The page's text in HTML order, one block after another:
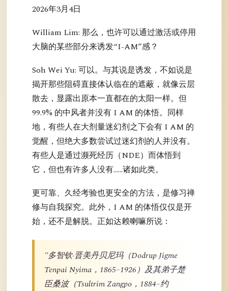
2026年3月4日
William Lim: 那么，也许可以通过激活或停用
大脑的某些部分来诱发“I-AM”感？
Soh Wei Yu: 可以。与其说是诱发，不如说是
揭开那些阻碍直接体认临在的遮蔽，就像云层
散去，显露出原本一直都在的太阳一样。但
99.9% 的中风者并没有 I AM 的体悟。同样
地，有些人在大剂量迷幻剂之下会有 I AM 的
觉醒，但绝大多数尝试过迷幻剂的人并没有。
有些人是通过濒死经历（NDE）而体悟到
它，但也有许多人没有……诸如此类。
更可靠、久经考验也更安全的方法，是修习禅
修与自我探究。此外，I AM 的体悟仅仅是开
始，还不是解脱。正如达赖喇嘛所说：
"多智钦·晋美丹贝尼玛（Dodrup Jigme
Tenpai Nyima，1865–1926）及其弟子楚
臣桑波（Tsultrim Zangpo，1884–约